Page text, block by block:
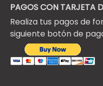
PAGOS CON TARJETA
Realiza tus pagos de
siguiente botón de